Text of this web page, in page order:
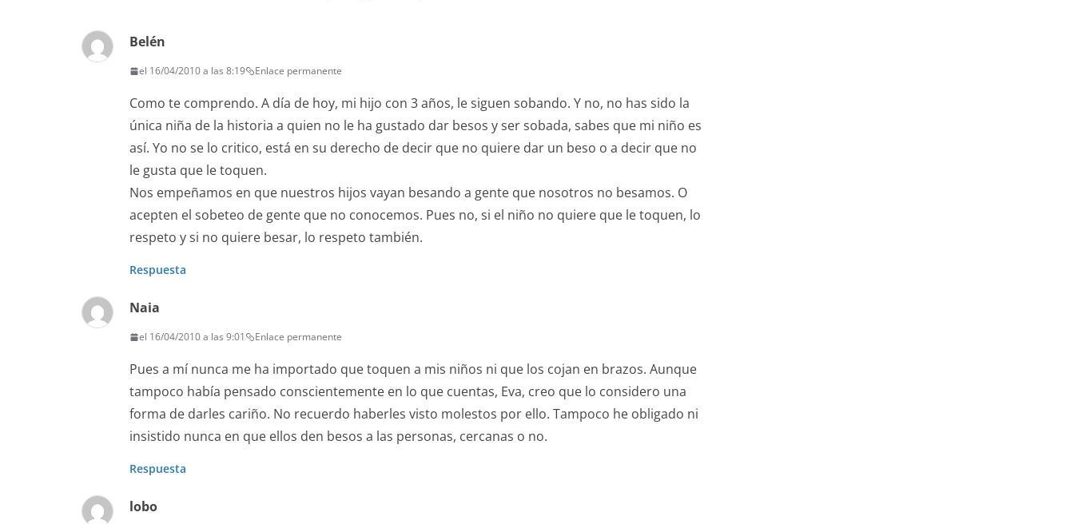
Belén
el 16/04/2010 a las 8:19 Enlace permanente
Como te comprendo. A día de hoy, mi hijo con 3 años, le siguen sobando. Y no, no has sido la
única niña de la historia a quien no le ha gustado dar besos y ser sobada, sabes que mi niño es
así. Yo no se lo critico, está en su derecho de decir que no quiere dar un beso o a decir que no
le gusta que le toquen.
Nos empeñamos en que nuestros hijos vayan besando a gente que nosotros no besamos. O
acepten el sobeteo de gente que no conocemos. Pues no, si el niño no quiere que le toquen, lo
respeto y si no quiere besar, lo respeto también.
Respuesta
Naia
el 16/04/2010 a las 9:01 Enlace permanente
Pues a mí nunca me ha importado que toquen a mis niños ni que los cojan en brazos. Aunque
tampoco había pensado conscientemente en lo que cuentas, Eva, creo que lo considero una
forma de darles cariño. No recuerdo haberles visto molestos por ello. Tampoco he obligado ni
insistido nunca en que ellos den besos a las personas, cercanas o no.
Respuesta
lobo